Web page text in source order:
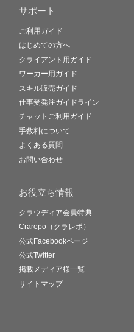
サポート
ご利用ガイド
はじめての方へ
クライアント用ガイド
ワーカー用ガイド
スキル販売ガイド
仕事受発注ガイドライン
チャットご利用ガイド
手数料について
よくある質問
お問い合わせ
お役立ち情報
クラウディア会員特典
Crarepo（クラレポ）
公式Facebookページ
公式Twitter
掲載メディア様一覧
サイトマップ